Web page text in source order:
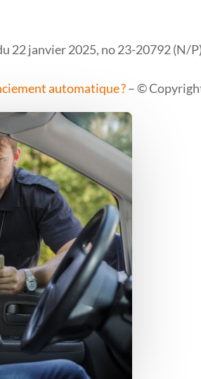
22 janvier 2025, no 23-20792 (N/P)
automatique ?– ©